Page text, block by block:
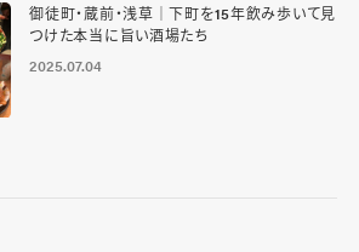
御徒町・蔵前・浅草｜下町を15年飲み歩いて見
つけた本当に旨い酒場たち
2025.07.04